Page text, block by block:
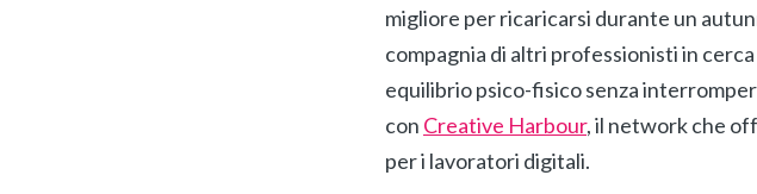
migliore per ricaricarsi durante un
compagnia di altri professionisti in
equilibrio psico-fisico senza
con Creative Harbour, il network che
per i lavoratori digitali.